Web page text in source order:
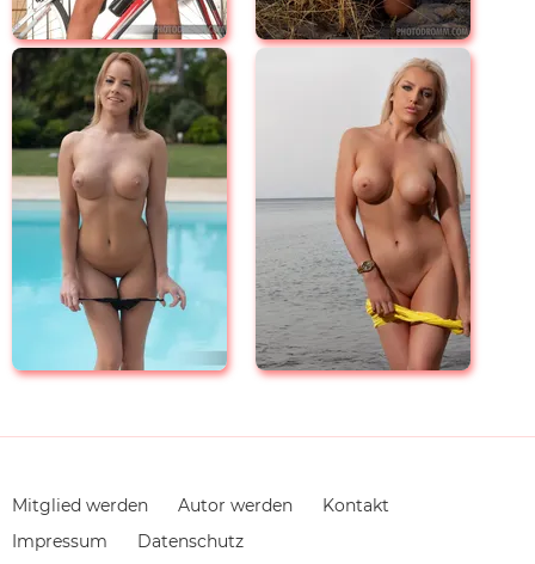
Navigation
überspringen
Mitglied werden Autor werden
Kontakt
Impressum
Datenschutz